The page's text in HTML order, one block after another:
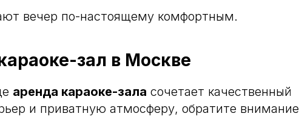
вечер по-настоящему комфортным.
зал в Москве
аренда караоке-зала сочетает качественный
и приватную атмосферу, обратите внимание